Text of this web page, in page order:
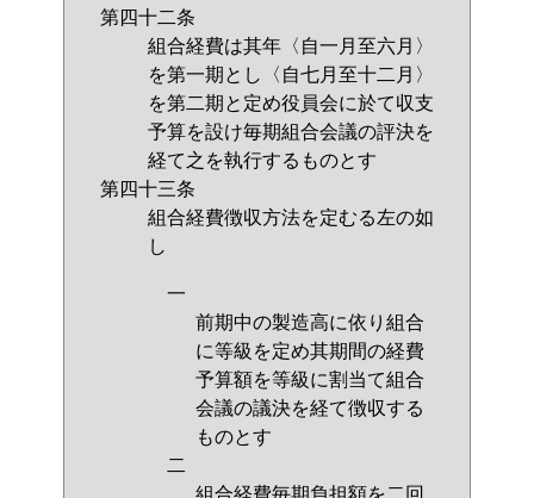
第四十二条
組合経費は其年〈自一月至六月〉
を第一期とし〈自七月至十二月〉
を第二期と定め役員会に於て収支
予算を設け毎期組合会議の評決を
経て之を執行するものとす
第四十三条
組合経費徴収方法を定むる左の如
し
一
前期中の製造高に依り組合
に等級を定め其期間の経費
予算額を等級に割当て組合
会議の議決を経て徴収する
ものとす
二
組合経費毎期負担額を二回